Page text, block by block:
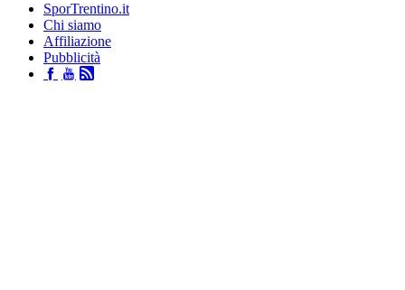
SporTrentino.it
Chi siamo
Affiliazione
Pubblicità